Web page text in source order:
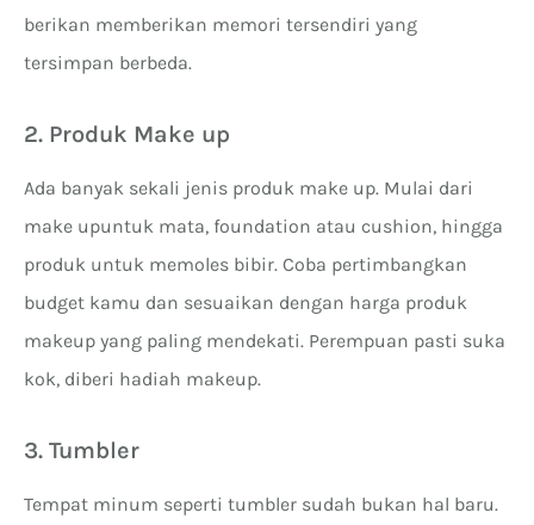
berikan memberikan memori tersendiri yang
tersimpan berbeda.
2. Produk Make up
Ada banyak sekali jenis produk make up. Mulai dari
make upuntuk mata, foundation atau cushion, hingga
produk untuk memoles bibir. Coba pertimbangkan
budget kamu dan sesuaikan dengan harga produk
makeup yang paling mendekati. Perempuan pasti suka
kok, diberi hadiah makeup.
3. Tumbler
Tempat minum seperti tumbler sudah bukan hal baru.